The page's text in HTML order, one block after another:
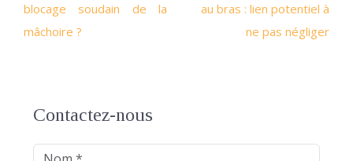
blocage soudain de la
mâchoire ?
au bras : lien potentiel à
ne pas négliger
Contactez-nous